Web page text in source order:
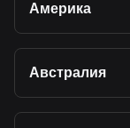
Америка
Австралия